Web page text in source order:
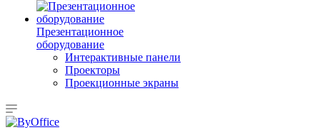
Презентационное
оборудование
Интерактивные панели
Проекторы
Проекционные экраны